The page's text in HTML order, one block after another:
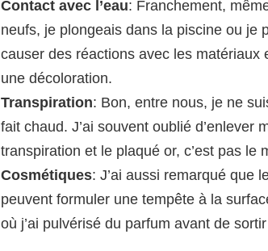
Contact avec l’eau: Franchement,
neufs, je plongeais dans la piscine ou je
causer des réactions avec les matériaux
une décoloration.
Transpiration: Bon, entre nous, je ne
fait chaud. J’ai souvent oublié d’enlever
transpiration et le plaqué or, c’est pas le
Cosmétiques: J’ai aussi remarqué que
peuvent formuler une tempête à la
où j’ai pulvérisé du parfum avant de